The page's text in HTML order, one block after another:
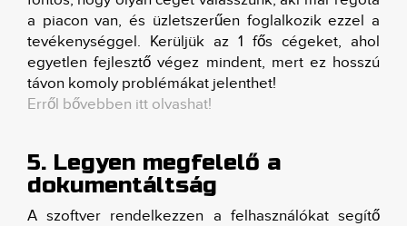
a piacon van, és üzletszerűen foglalkozik ezzel a
tevékenységgel. Kerüljük az 1 fős cégeket, ahol
egyetlen fejlesztő végez mindent, mert ez hosszú
távon komoly problémákat jelenthet!
Erről bővebben itt olvashat!
5. Legyen megfelelő a
dokumentáltság
A szoftver rendelkezzen a felhasználókat segítő